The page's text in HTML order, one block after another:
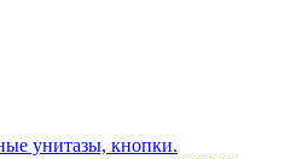
унитазы, кнопки.